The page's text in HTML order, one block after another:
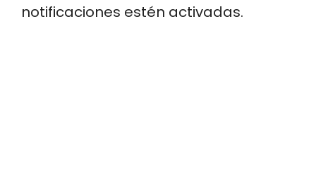
notificaciones estén activadas.